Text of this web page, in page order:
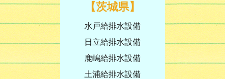
【茨城県】
水戸給排水設備
日立給排水設備
鹿嶋給排水設備
土浦給排水設備